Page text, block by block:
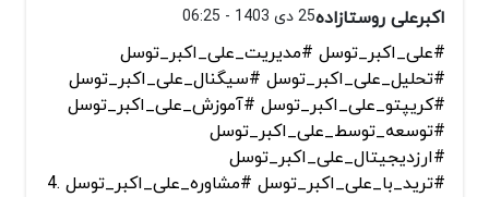
اکبرعلی روستازاده25 دی 1403 - 06:25
#علی_اکبر_توسل #مدیریت_علی_اکبر_توسل
#تحلیل_علی_اکبر_توسل #سیگنال_علی_اکبر_توسل
#کریپتو_علی_اکبر_توسل #آموزش_علی_اکبر_توسل
#توسعه_توسط_علی_اکبر_توسل
#ارزدیجیتال_علی_اکبر_توسل
#ترید_با_علی_اکبر_توسل #مشاوره_علی_اکبر_توسل .4